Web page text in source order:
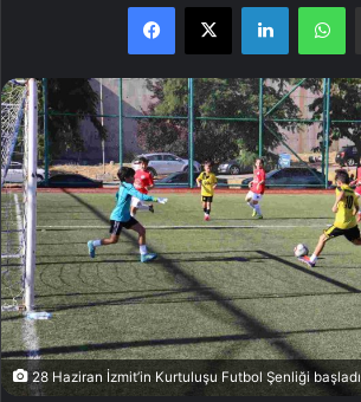
28 Haziran İzmit’in Kurtuluşu Futbol Şenliği başladı